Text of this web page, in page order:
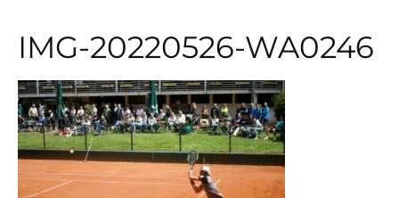
IMG-20220526-WA0246